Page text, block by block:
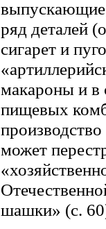
выпускающие,
ряд деталей
сигарет и
макароны и в
пищевых
может
шашки» (с.